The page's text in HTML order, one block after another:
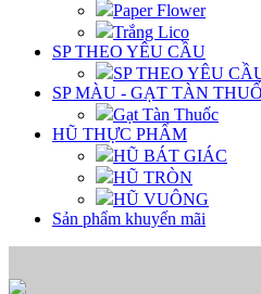
Paper Flower
Trắng Lico
SP THEO YÊU CẦU
SP THEO YÊU
SP MÀU - GẠT TÀN
Gạt Tàn Thuốc
HŨ THỰC PHẨM
HŨ BÁT GIÁC
HŨ TRÒN
HŨ VUÔNG
Sản phẩm khuyến mãi